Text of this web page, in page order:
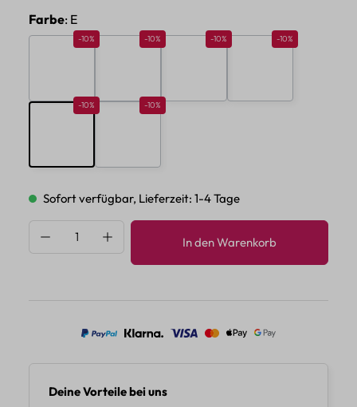
Farbeauswählen
: E
Rabatt 10%
-10% Rabatt 10%
-10% Rabatt 10%
-10% Rabatt 10%
-10%
Rabatt 10%
-10% Rabatt 10%
-10%
Sofort verfügbar, Lieferzeit: 1-4 Tage
Produkt Anzahl: Gib den gewünschten
In den Warenkorb
Deine Vorteile bei uns